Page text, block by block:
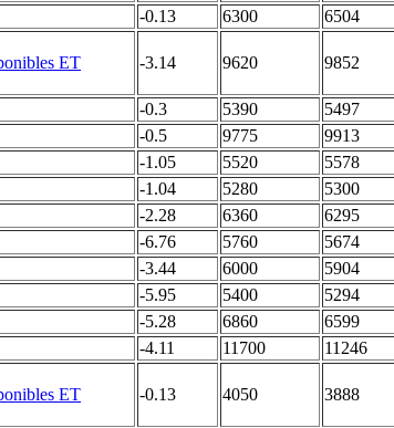
-0.13 6300 6504
-3.14
9620 9852
-0.3 5390 5497
-0.5 9775 9913
-1.05 5520 5578
-1.04 5280 5300
-2.28 6360 6295
-6.76 5760 5674
-3.44 6000 5904
-5.95 5400 5294
-5.28 6860 6599
-4.11 11700 11246
-0.13
4050 3888